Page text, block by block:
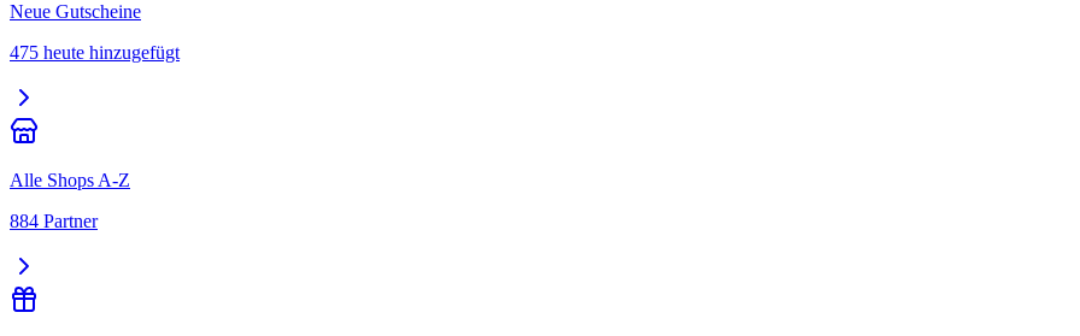
Neue Gutscheine
475 heute hinzugefügt
Alle Shops A-Z
884 Partner